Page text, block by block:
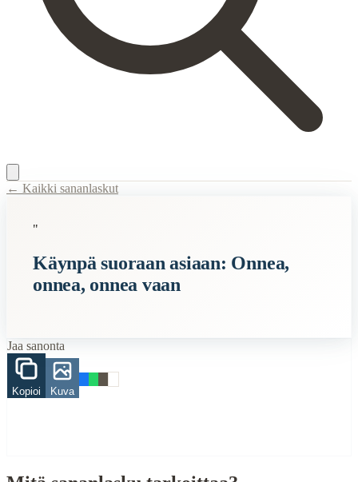
Description:Tämä sanonta tarkoittaa, että joskus on parasta mennä
Semantic Themes
Related Topics
asia
onnea
Understanding Finnish cultural wisdom
← Kaikki sananlaskut
"
Käynpä suoraan asiaan: Onnea,
onnea, onnea vaan
Jaa sanonta
Kopioi Kuva